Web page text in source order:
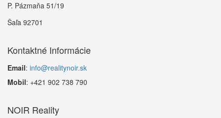
P. Pázmaňa 51/19
Šaľa 92701
Kontaktné Informácie
Email: info@realitynoir.sk
Mobil: +421 902 738 790
NOIR Reality